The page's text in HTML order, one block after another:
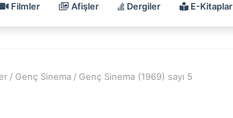
Filmler Afişler Dergiler E-Kitaplar
/ Genç Sinema / Genç Sinema (1969) sayı 5